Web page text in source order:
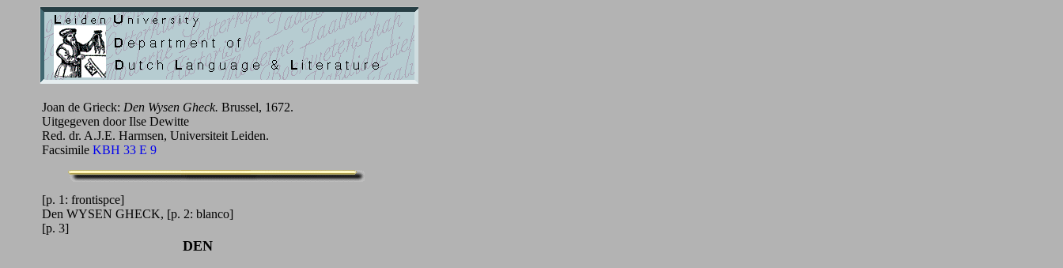
Joan de Grieck: Den Wysen Gheck. Brussel, 1672.
Uitgegeven door Ilse Dewitte
Red. dr. A.J.E. Harmsen, Universiteit Leiden.
Facsimile KBH 33 E 9
[p. 1: frontispce]
Den WYSEN GHECK, [p. 2: blanco]
[p. 3]
DEN